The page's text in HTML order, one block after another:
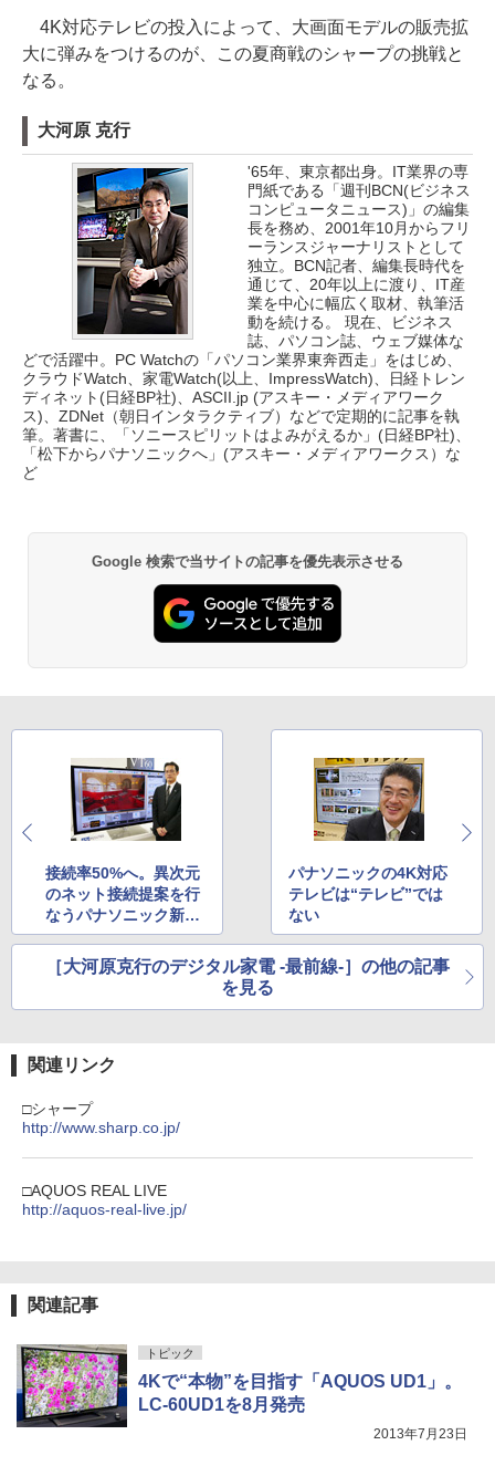
4K対応テレビの投入によって、大画面モデルの販売拡
大に弾みをつけるのが、この夏商戦のシャープの挑戦と
なる。
大河原 克行
'65年、東京都出身。IT業界の専
門紙である「週刊BCN(ビジネス
コンピュータニュース)」の編集
長を務め、2001年10月からフリ
ーランスジャーナリストとして
独立。BCN記者、編集長時代を
通じて、20年以上に渡り、IT産
業を中心に幅広く取材、執筆活
動を続ける。 現在、ビジネス
誌、パソコン誌、ウェブ媒体な
どで活躍中。PC Watchの「パソコン業界東奔西走」をはじめ、
クラウドWatch、家電Watch(以上、ImpressWatch)、日経トレン
ディネット(日経BP社)、ASCII.jp (アスキー・メディアワーク
ス)、ZDNet（朝日インタラクティブ）などで定期的に記事を執
筆。著書に、「ソニースピリットはよみがえるか」(日経BP社)、
「松下からパナソニックへ」(アスキー・メディアワークス）な
ど
Google 検索で当サイトの記事を優先表示させる
接続率50%へ。異次元
のネット接続提案を行
なうパナソニック新VI
ERAの戦略
パナソニックの4K対応
テレビは“テレビ”では
ない
［大河原克行のデジタル家電 -最前線-］の他の記事
を見る
関連リンク
□シャープ
http://www.sharp.co.jp/
□AQUOS REAL LIVE
http://aquos-real-live.jp/
関連記事
トピック
4Kで“本物”を目指す「AQUOS UD1」。
LC-60UD1を8月発売
2013年7月23日